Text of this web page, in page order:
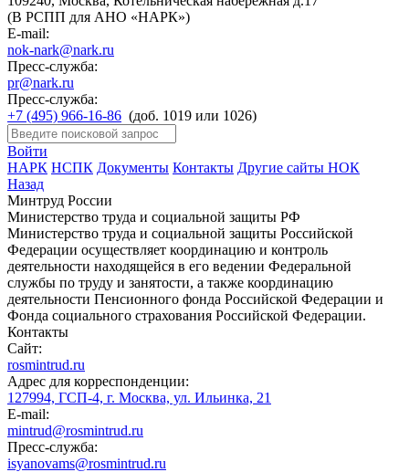
(В РСПП для АНО «НАРК»)
E-mail:
nok-nark@nark.ru
Пресс-служба:
pr@nark.ru
Пресс-служба:
+7 (495) 966-16-86 (доб. 1019 или 1026)
Войти
НАРК НСПК Документы Контакты Другие сайты НОК
Назад
Минтруд России
Министерство труда и социальной защиты РФ
Министерство труда и социальной защиты Российской
Федерации осуществляет координацию и контроль
деятельности находящейся в его ведении Федеральной
службы по труду и занятости, а также координацию
деятельности Пенсионного фонда Российской Федерации и
Фонда социального страхования Российской Федерации.
Контакты
Сайт:
rosmintrud.ru
Адрес для корреспонденции:
127994, ГСП-4, г. Москва, ул. Ильинка, 21
E-mail:
mintrud@rosmintrud.ru
Пресс-служба:
isyanovams@rosmintrud.ru